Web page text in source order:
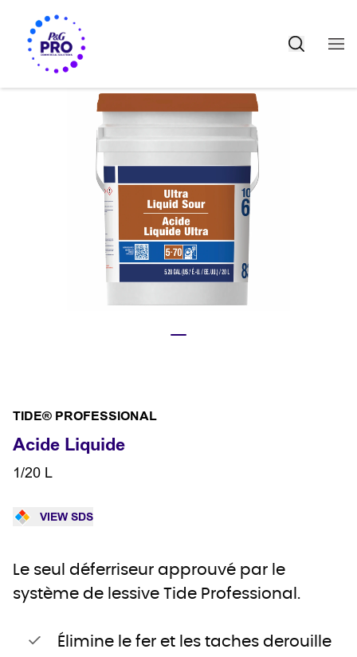
TIDE® PROFESSIONAL
Acide Liquide
1/20 L
VIEW SDS
Le seul déferriseur approuvé par le
système de lessive Tide Professional.
Élimine le fer et les taches derouille